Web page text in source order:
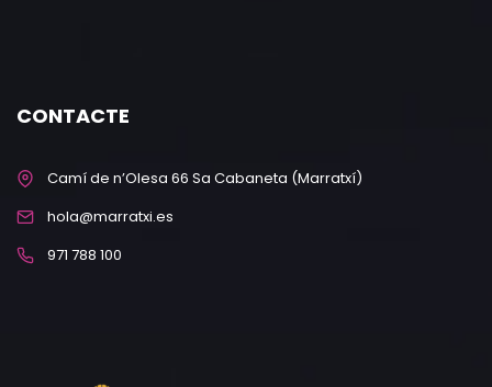
CONTACTE
Camí de n’Olesa 66 Sa Cabaneta (Marratxí)
hola@marratxi.es
971 788 100